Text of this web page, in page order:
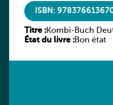
ISBN:
Titre :Kombi-Buch
Sprachbuch
État du livre :Bon état